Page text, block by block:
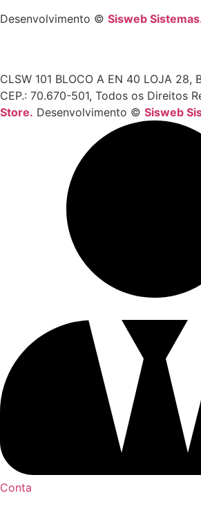
Desenvolvimento © Sisweb Sistemas
CLSW 101 BLOCO A EN 40 LOJA 28,
CEP.: 70.670-501, Todos os Direitos
Store. Desenvolvimento © Sisweb
Conta